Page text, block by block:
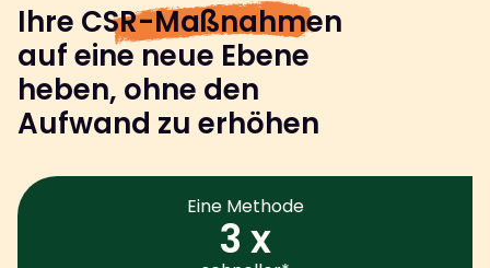
Ihre CSR-Maßnahmen
auf eine neue Ebene
heben, ohne den
Aufwand zu erhöhen
Eine Methode
3 x